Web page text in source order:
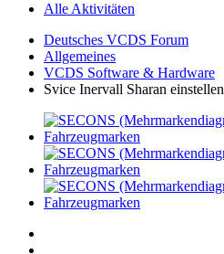
Alle Aktivitäten
Deutsches VCDS Forum
Allgemeines
VCDS Software & Hardware
Svice Inervall Sharan einstellen